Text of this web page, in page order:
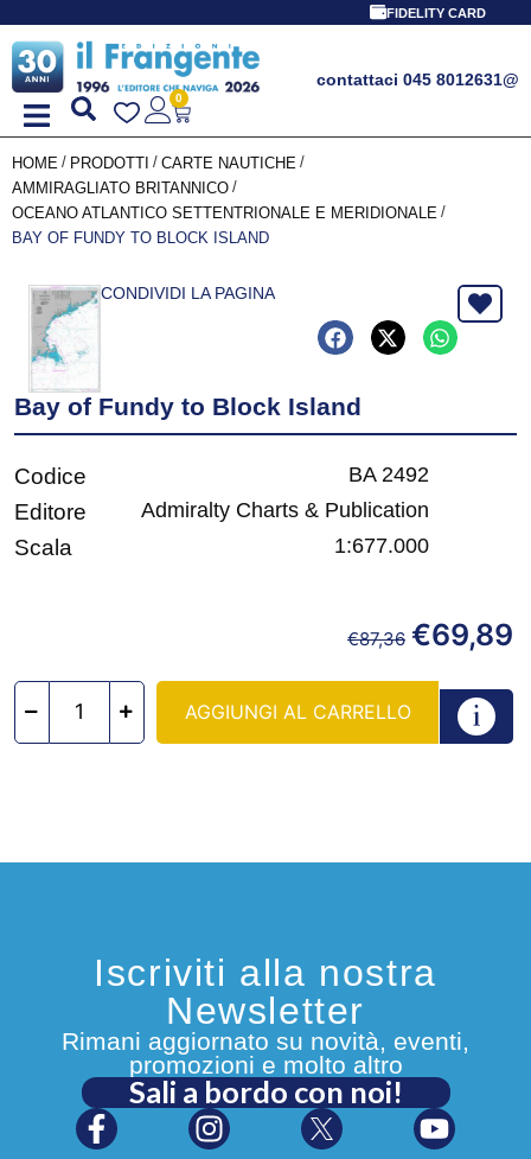
FIDELITY CARD
contattaci 045 8012631@
0
HOME / PRODOTTI / CARTE NAUTICHE /
AMMIRAGLIATO BRITANNICO /
OCEANO ATLANTICO SETTENTRIONALE E MERIDIONALE /
BAY OF FUNDY TO BLOCK ISLAND
CONDIVIDI LA PAGINA
Bay of Fundy to Block Island
Codice BA 2492
Editore Admiralty Charts & Publication
Scala 1:677.000
€87,36 €69,89
AGGIUNGI AL CARRELLO
Iscriviti alla nostra
Newsletter
Rimani aggiornato su novità, eventi,
promozioni e molto altro
Sali a bordo con noi!